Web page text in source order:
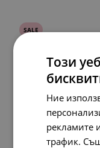
SALE
Този
Ние
рекламите
трафик.